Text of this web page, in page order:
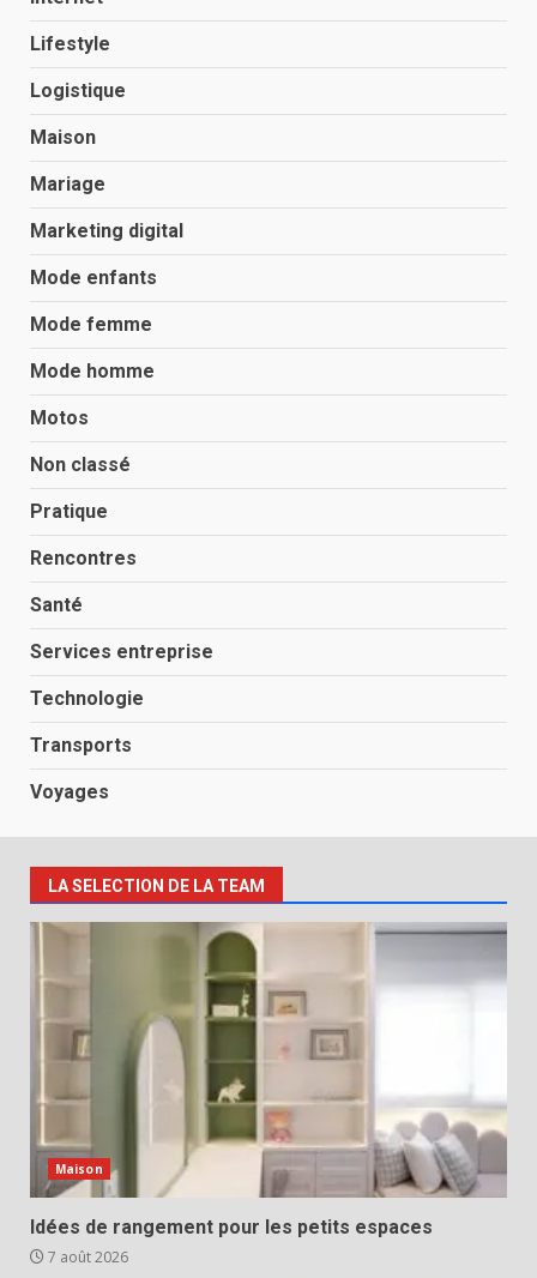
Lifestyle
Logistique
Maison
Mariage
Marketing digital
Mode enfants
Mode femme
Mode homme
Motos
Non classé
Pratique
Rencontres
Santé
Services entreprise
Technologie
Transports
Voyages
LA SELECTION DE LA TEAM
Maison
Idées de rangement pour les petits espaces
7 août 2026